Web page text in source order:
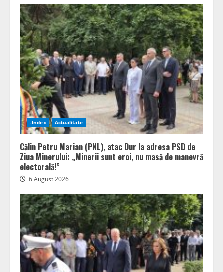
.Index Actualitate
Călin Petru Marian (PNL), atac Dur la adresa PSD de
Ziua Minerului: „Minerii sunt eroi, nu masă de manevră
electorală!”
6 August 2026